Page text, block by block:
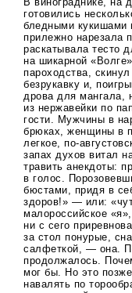
готовились
бледными кукишами
прилежно нарезала
раскатывала тесто
на шикарной
пароходства,
безрукавку и,
дрова для мангала,
из нержавейки по
гости. Мужчины в
брюках, женщины в
легкое,по-
запах духов витал
травить анекдоты:
в голос.
бюстами, придя в
здоров!» — или:
малороссийское
ни с сего
за стол понурые,
салфеткой, — она.
продолжалось.
мог бы. Но это
навалять по